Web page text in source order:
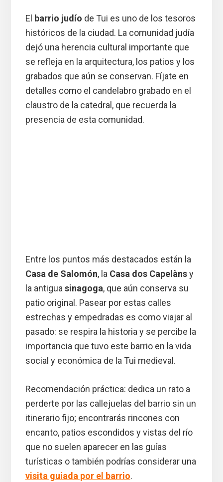
El barrio judío de Tui es uno de los tesoros
históricos de la ciudad. La comunidad judía
dejó una herencia cultural importante que
se refleja en la arquitectura, los patios y los
grabados que aún se conservan. Fíjate en
detalles como el candelabro grabado en el
claustro de la catedral, que recuerda la
presencia de esta comunidad.
Entre los puntos más destacados están la
Casa de Salomón, la Casa dos Capelànsy
la antigua sinagoga, que aún conserva su
patio original. Pasear por estas calles
estrechas y empedradas es como viajar al
pasado: se respira la historia y se percibe la
importancia que tuvo este barrio en la vida
social y económica de la Tui medieval.
Recomendación práctica: dedica un rato a
perderte por las callejuelas del barrio sin un
itinerario fijo; encontrarás rincones con
encanto, patios escondidos y vistas del río
que no suelen aparecer en las guías
turísticas o también podrías considerar una
visita guiada por el barrio.